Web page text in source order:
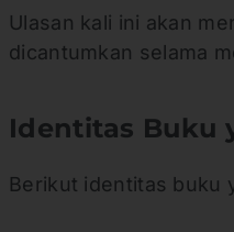
Ulasan kali ini akan
dicantumkan selama
Identitas Buku
Berikut identitas buku